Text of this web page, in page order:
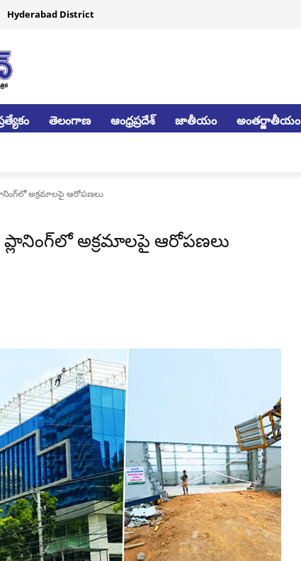
Hyderabad District
తెలంగాణ ఆంధ్రప్రదేశ్ జాతీయం అంతర్జాతీయం
అక్రమాలపై ఆరోపణలు
ప్లానింగ్‌లో అక్రమాలపై ఆరోపణలు